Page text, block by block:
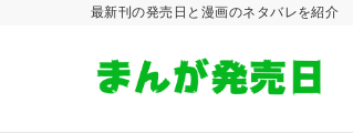
最新刊の発売日と漫画のネタバレを紹介